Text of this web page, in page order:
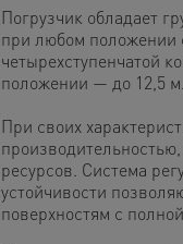
Погрузчик обладает
при любом положении
четырехступенчатой
положении — до 12,5 м.
При своих
ресурсов. Система
устойчивости
поверхностям с